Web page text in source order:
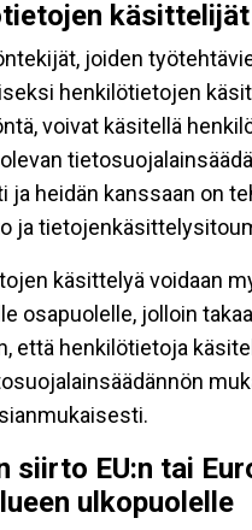
käsittelijät
joiden
henkilötietojen
voivat käsitellä
ja heidän kanssaan on
ja
käsittelyä voidaan
osapuolelle, jolloin
että henkilötietoja
siirto EU:n tai
ulkopuolelle